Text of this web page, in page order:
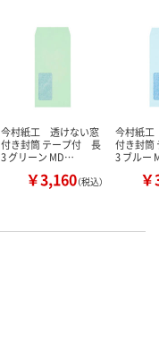
今村紙工 透けない窓
付き封筒 テープ付 長
3 グリーン MD…
￥3,160（税込）
今村紙
付き封
3 ブルー